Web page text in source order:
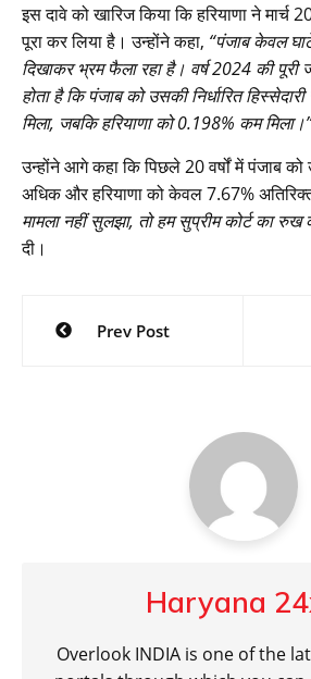
इस दावे को खारिज किया कि हरियाणा ने
पूरा कर लिया है। उन्होंने कहा, “पंजाब केवल
दिखाकर भ्रम फैला रहा है। वर्ष 2024 की
होता है कि पंजाब को उसकी निर्धारित
मिला, जबकि हरियाणा को 0.198% कम मिला।”
उन्होंने आगे कहा कि पिछले 20 वर्षों में पंजाब
अधिक और हरियाणा को केवल 7.67% अतिरिक्त
मामला नहीं सुलझा, तो हम सुप्रीम कोर्ट का रुख
दी।
Post
navigation
Prev Post
Haryana
Overlook INDIA is one of the